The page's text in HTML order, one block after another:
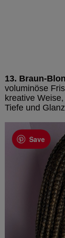
13. Braun-
voluminöse
kreative
Tiefe und
Save